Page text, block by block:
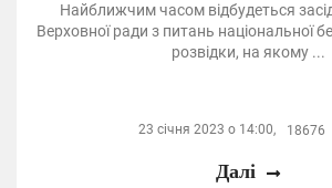
Найближчим часом відбудеться
Верховної ради з питань національної
розвідки, на якому ...
23 січня 2023 о 14:00, 18676
Далі